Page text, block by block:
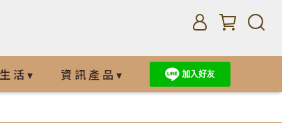
活 ▾ 資 訊 產 品 ▾